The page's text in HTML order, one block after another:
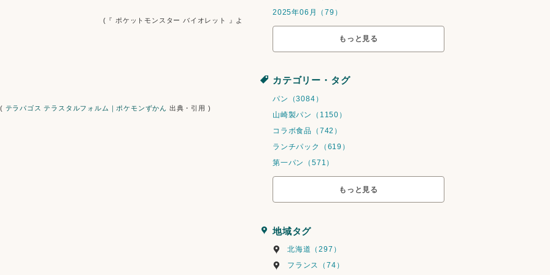
(『 ポケットモンスター バイオレット 』よ
テラパゴス テラスタルフォルム｜ポケモンずかん 出典・引用 )
2025年06月（79）
もっと見る
カテゴリー・タグ
パン（3084）
山崎製パン（1150）
コラボ食品（742）
ランチパック（619）
第一パン（571）
もっと見る
地域タグ
北海道（297）
フランス（74）